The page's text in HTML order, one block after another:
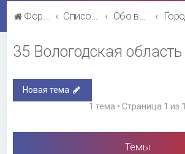
Форум Рено Список форумов Обо всём остальном
35 Вологодская область
Новая тема
1 тема • Страница 1 из 1
Темы